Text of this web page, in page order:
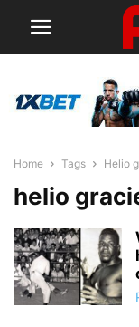
Home Tags Helio
helio